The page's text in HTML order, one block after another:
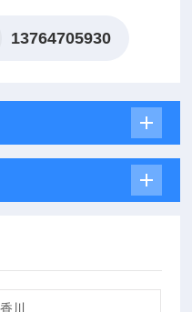
13764705930
川